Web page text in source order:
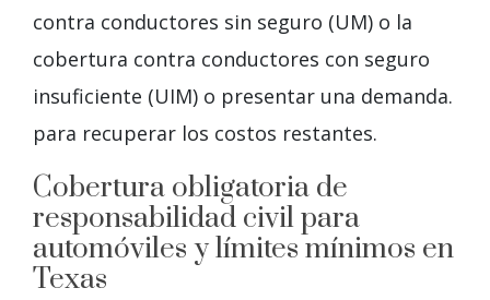
contra conductores sin seguro (UM) o la
cobertura contra conductores con seguro
insuficiente (UIM) o presentar una demanda.
para recuperar los costos restantes.
Cobertura obligatoria de
responsabilidad civil para
automóviles y límites mínimos en
Texas